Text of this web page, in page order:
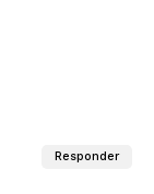
Responder